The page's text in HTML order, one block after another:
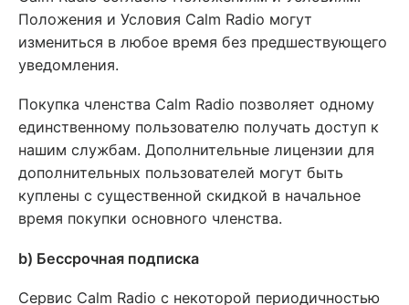
Положения и Условия Calm Radio могут
измениться в любое время без предшествующего
уведомления.
Покупка членства Calm Radio позволяет одному
единственному пользователю получать доступ к
нашим службам. Дополнительные лицензии для
дополнительных пользователей могут быть
куплены с существенной скидкой в начальное
время покупки основного членства.
b) Бессрочная подписка
Сервис Calm Radio с некоторой периодичностью